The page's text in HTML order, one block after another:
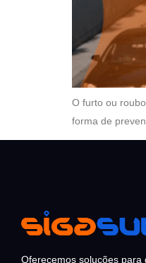
O furto ou
forma de
Oferecemos soluções para